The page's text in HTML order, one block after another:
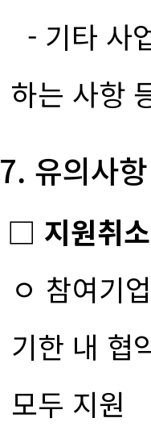
- 기타 사
하는 사항
7. 유의사항
□ 지원취소
ㅇ 참여기
기한 내 협
모두 지원